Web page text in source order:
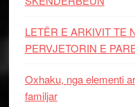
LETËR E ARKIVIT TE
PERVJETORIN E
Oxhaku, nga elementi
familjar